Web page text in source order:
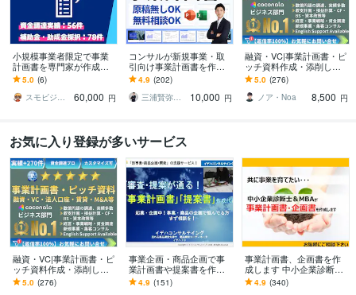
小規模事業者限定で事業
計画書を専門家が作成し
ます スモールビジネスの
専門家が〝強い〟事業計
画書をつくります！
5.0 (6)
スモビジ大学長｜てらもと さとし
60,000 円
コンサルが新規事業・取
引向け事業計画書を作成
します 原稿無し対応・短
納期・修正対応：社内承
認から取引先提示まで
4.9 (202)
三浦賢弥＠経営コンサルタント
10,000 円
融資・VC|事業計画書・ピ
ッチ資料作成・添削しま
す 億円超の資金調達・実
績多数 | 経営13年のプロ
がサポート
5.0 (276)
ノア・Noa
8,500 円
お気に入り登録が多いサービス
融資・VC|事業計画書・ピ
ッチ資料作成・添削しま
す 億円超の資金調達・実
績多数 | 経営13年のプロ
5.0 (276)
事業企画・商品企画で事
業計画書や提案書を作成
します 起業・企画中:売れ
る事業・商品の企画で悩
4.9 (151)
事業計画書、企画書を作
成します 中小企業診断士
が事業計画書を作成しま
す
4.9 (340)